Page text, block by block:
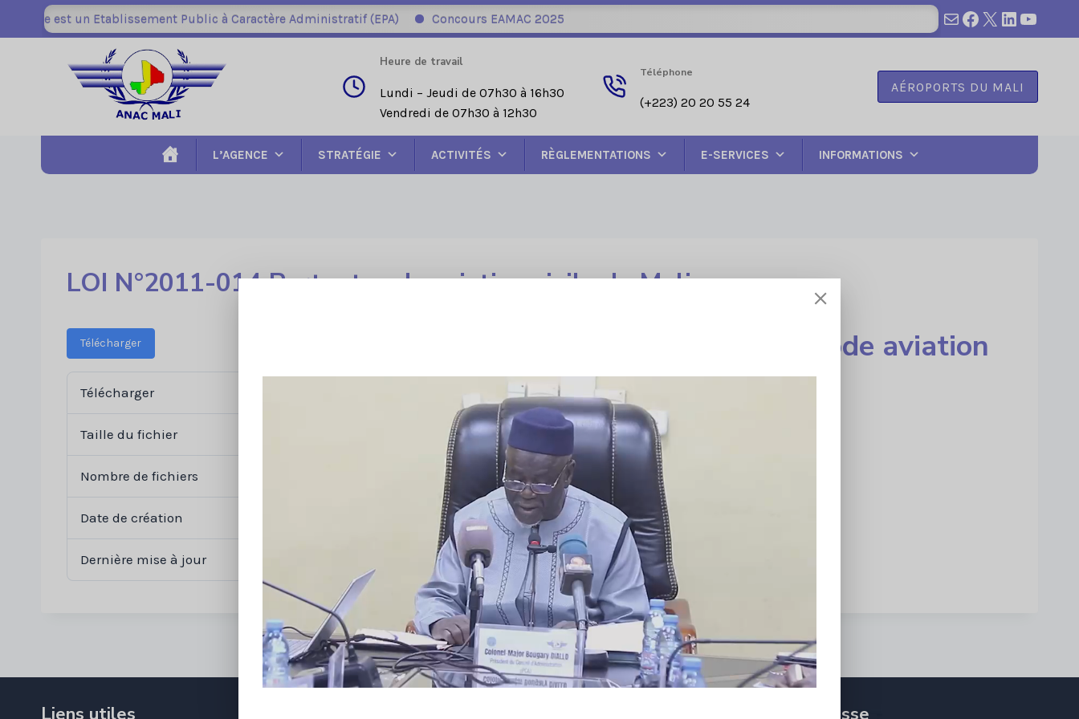
est un Etablissement Public à Caractère Administratif (EPA) Concours EAMAC 2025 Facebook
X LinkedIn
Heure de travail
Lundi – Jeudi de 07h30 à 16h30
Vendredi de 07h30 à 12h30
Téléphone
(+223) 20 20 55 24
AÉROPORTS DU MALI
L’AGENCE STRATÉGIE ACTIVITÉS RÈGLEMENTATIONS E-SERVICES INFORMATIONS
LOI N°2011-014 Portant code aviation civile du Mali
Télécharger
Télécharger
Taille du fichier
Nombre de fichiers
Date de création
Dernière mise à jour
LOI N°2011-014 Portant code aviation
civile du Mali
Liens utiles Adresse